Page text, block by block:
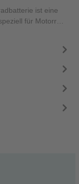
ist eine
für Motorr…